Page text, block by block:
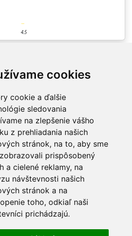
cookies
cookie a ďalšie
sledovania
na zlepšenie vášho
z prehliadania našich
stránok, na to, aby sme
prispôsobený
a cielené reklamy, na
návštevnosti našich
stránok a na
toho, odkiaľ naši
prichádzajú.
4.5
ODKAZY
O nás
všetko začalo
Cenník
obchodné podmienky
FAQ - pre poskytovateľov
a marketing
Blog
s hodnotením
Kontakt
SIETE